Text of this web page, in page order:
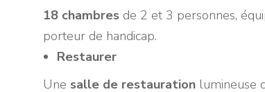
18 chambres de 2 et 3 personnes,
porteur de handicap.
Restaurer
Une salle de restauration lumineuse